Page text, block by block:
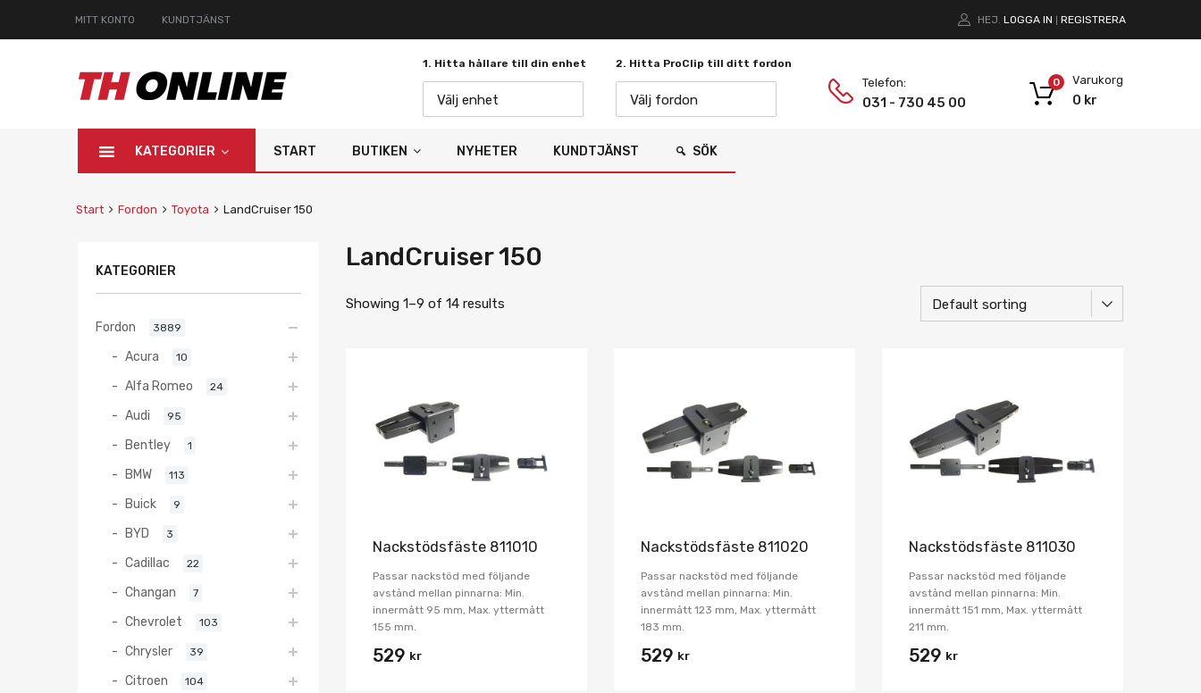
MITT KONTO KUNDTJÄNST HEJ. LOGGA IN REGISTRERA
1. Hitta hållare till din enhet
Välj enhet
2. Hitta ProClip till ditt fordon
Välj fordon
Telefon:
031 - 730 45 00
Varukorg
0 kr
0
KATEGORIER START BUTIKEN NYHETER KUNDTJÄNST SÖK
Start Fordon Toyota LandCruiser 150
LandCruiser 150
Showing 1–9 of 14 results
Nackstödsfäste 811010
Passar nackstöd med följande
avstånd mellan pinnarna: Min.
innermått 95 mm, Max. yttermått
155 mm.
529 kr
Nackstödsfäste 811020
Passar nackstöd med följande
avstånd mellan pinnarna: Min.
innermått 123 mm, Max. yttermått
183 mm.
529 kr
Nackstödsfäste 811030
Passar nackstöd med följande
avstånd mellan pinnarna: Min.
innermått 151 mm, Max. yttermått
211 mm.
529 kr
KATEGORIER
Fordon 3889
Acura 10
Alfa Romeo 24
Audi 95
Bentley 1
BMW 113
Buick 9
BYD 3
Cadillac 22
Changan 7
Chevrolet 103
Chrysler 39
Citroen 104